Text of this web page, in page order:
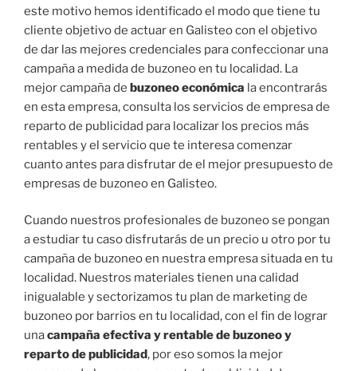
este motivo hemos identificado el modo que tiene tu
cliente objetivo de actuar en Galisteo con el objetivo
de dar las mejores credenciales para confeccionar una
campaña a medida de buzoneo en tu localidad. La
mejor campaña de buzoneo económica la encontrarás
en esta empresa, consulta los servicios de empresa de
reparto de publicidad para localizar los precios más
rentables y el servicio que te interesa comenzar
cuanto antes para disfrutar de el mejor presupuesto de
empresas de buzoneo en Galisteo.
Cuando nuestros profesionales de buzoneo se pongan
a estudiar tu caso disfrutarás de un precio u otro por tu
campaña de buzoneo en nuestra empresa situada en tu
localidad. Nuestros materiales tienen una calidad
inigualable y sectorizamos tu plan de marketing de
buzoneo por barrios en tu localidad, con el fin de lograr
unacampaña efectiva y rentable de buzoneo y
reparto de publicidad, por eso somos la mejor